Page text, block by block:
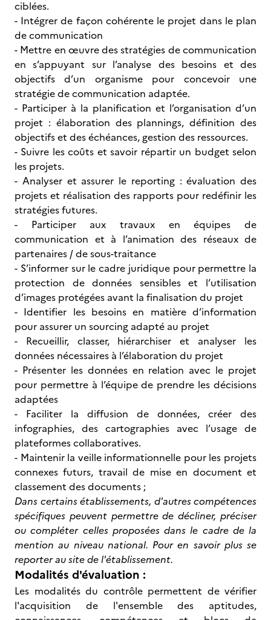
ciblées.
- Intégrer de façon cohérente le projet dans le plan
de communication
- Mettre en œuvre des stratégies de communication
en s’appuyant sur l’analyse des besoins et des
objectifs d’un organisme pour concevoir une
stratégie de communication adaptée.
- Participer à la planification et l’organisation d’un
projet : élaboration des plannings, définition des
objectifs et des échéances, gestion des ressources.
- Suivre les coûts et savoir répartir un budget selon
les projets.
- Analyser et assurer le reporting : évaluation des
projets et réalisation des rapports pour redéfinir les
stratégies futures.
- Participer aux travaux en équipes de
communication et à l’animation des réseaux de
partenaires / de sous-traitance
- S’informer sur le cadre juridique pour permettre la
protection de données sensibles et l’utilisation
d’images protégées avant la finalisation du projet
- Identifier les besoins en matière d’information
pour assurer un sourcing adapté au projet
- Recueillir, classer, hiérarchiser et analyser les
données nécessaires à l’élaboration du projet
- Présenter les données en relation avec le projet
pour permettre à l’équipe de prendre les décisions
adaptées
- Faciliter la diffusion de données, créer des
infographies, des cartographies avec l’usage de
plateformes collaboratives.
- Maintenir la veille informationnelle pour les projets
connexes futurs, travail de mise en document et
classement des documents ;
Dans certains établissements, d'autres compétences
spécifiques peuvent permettre de décliner, préciser
ou compléter celles proposées dans le cadre de la
mention au niveau national. Pour en savoir plus se
reporter au site de l'établissement.
Modalités d'évaluation :
Les modalités du contrôle permettent de vérifier
l'acquisition de l'ensemble des aptitudes,